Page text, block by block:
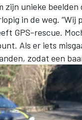
zijn unieke
in de weg. “Wij
GPS-rescue.
Als er iets
zodat een